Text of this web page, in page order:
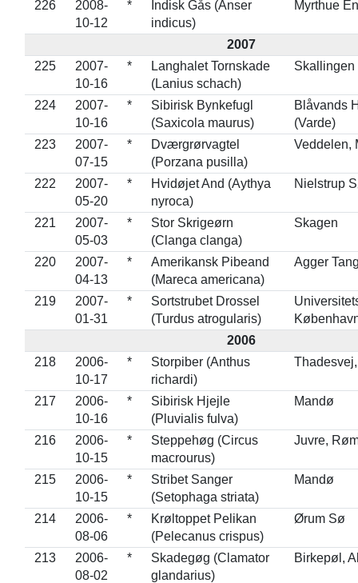
226
2008-
10-12
*
Indisk Gås (Anser
indicus)
Myrthue
2007
225
2007-
10-16
*
Langhalet Tornskade
(Lanius schach)
Skallingen
224
2007-
10-16
*
Sibirisk Bynkefugl
(Saxicola maurus)
Blåvands
(Varde)
223
2007-
07-15
*
Dværgrørvagtel
(Porzana pusilla)
Veddelen,
222
2007-
05-20
*
Hvidøjet And (Aythya
nyroca)
Nielstrup
221
2007-
05-03
*
Stor Skrigeørn
(Clanga clanga)
Skagen
220
2007-
04-13
*
Amerikansk Pibeand
(Mareca americana)
Agger
219
2007-
01-31
*
Sortstrubet Drossel
(Turdus atrogularis)
2006
218
2006-
10-17
*
Storpiber (Anthus
richardi)
217
2006-
10-16
*
Sibirisk Hjejle
(Pluvialis fulva)
Mandø
216
2006-
10-15
*
Steppehøg (Circus
macrourus)
Juvre,
215
2006-
10-15
*
Stribet Sanger
(Setophaga striata)
Mandø
214
2006-
08-06
*
Krøltoppet Pelikan
(Pelecanus crispus)
Ørum Sø
213
2006-
08-02
*
Skadegøg (Clamator
glandarius)
Birkepøl,